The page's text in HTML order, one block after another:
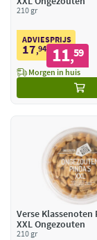
210 gr
ADVIESPRIJS
17,94 11,59
Morgen in huis
Verse Klassenoten
XXL Ongezouten
210 gr